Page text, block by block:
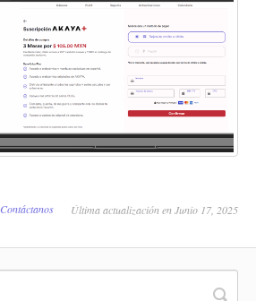
Contáctanos Última actualización en Junio 17, 2025